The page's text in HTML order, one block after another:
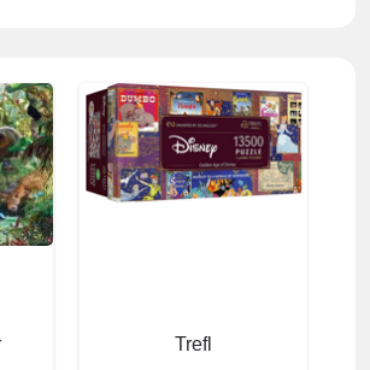
Trefl